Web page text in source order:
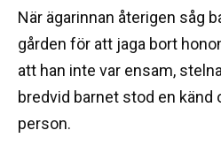
När ägarinnan återigen såg
gården för att jaga bort
att han inte var ensam,
bredvid barnet stod en känd
person.